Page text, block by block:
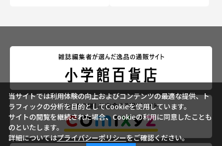
当サイトでは利用体験の向上およびコンテンツの最適な提供、ト
ラフィックの分析を目的としてCookieを使用しています。
サイトの閲覧を継続された場合、Cookieの利用に同意したことも
のといたします。
詳細についてはプライバシーポリシーをご確認ください。